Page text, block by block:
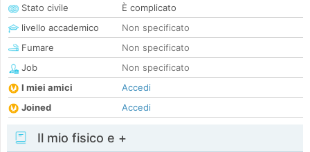
Stato civile
È complicato
livello accademico
Non specificato
Fumare
Non specificato
Job
Non specificato
I miei amici
Accedi
Joined
Accedi
Il mio fisico e +